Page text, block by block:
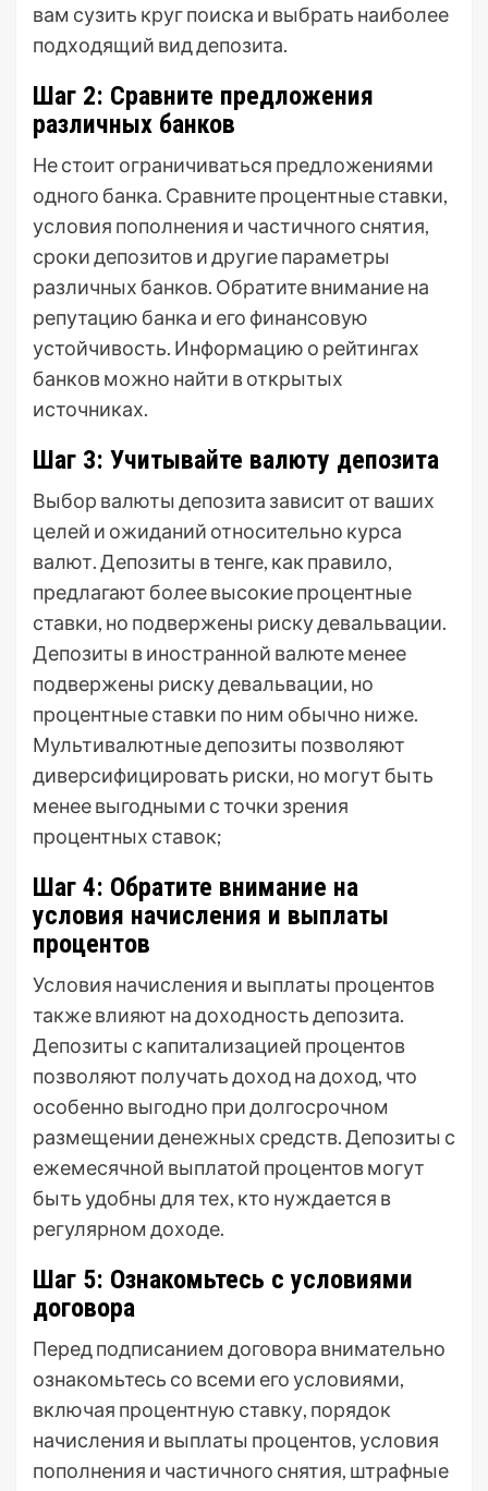
вам сузить круг поиска и выбрать наиболее
подходящий вид депозита.
Шаг 2: Сравните предложения
различных банков
Не стоит ограничиваться предложениями
одного банка. Сравните процентные ставки,
условия пополнения и частичного снятия,
сроки депозитов и другие параметры
различных банков. Обратите внимание на
репутацию банка и его финансовую
устойчивость. Информацию о рейтингах
банков можно найти в открытых
источниках.
Шаг 3: Учитывайте валюту депозита
Выбор валюты депозита зависит от ваших
целей и ожиданий относительно курса
валют. Депозиты в тенге, как правило,
предлагают более высокие процентные
ставки, но подвержены риску девальвации.
Депозиты в иностранной валюте менее
подвержены риску девальвации, но
процентные ставки по ним обычно ниже.
Мультивалютные депозиты позволяют
диверсифицировать риски, но могут быть
менее выгодными с точки зрения
процентных ставок;
Шаг 4: Обратите внимание на
условия начисления и выплаты
процентов
Условия начисления и выплаты процентов
также влияют на доходность депозита.
Депозиты с капитализацией процентов
позволяют получать доход на доход, что
особенно выгодно при долгосрочном
размещении денежных средств. Депозиты с
ежемесячной выплатой процентов могут
быть удобны для тех, кто нуждается в
регулярном доходе.
Шаг 5: Ознакомьтесь с условиями
договора
Перед подписанием договора внимательно
ознакомьтесь со всеми его условиями,
включая процентную ставку, порядок
начисления и выплаты процентов, условия
пополнения и частичного снятия, штрафные